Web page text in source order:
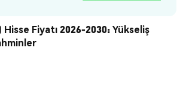
Fiyatı 2026-2030: Yükseliş